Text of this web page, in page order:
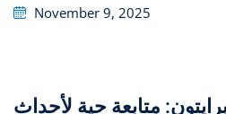
Posted
November 9, 2025
متابعة حية لأحداث